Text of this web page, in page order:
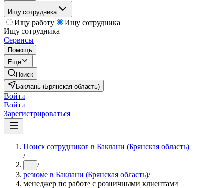
Ищу сотрудника
Ищу работу
Ищу сотрудника
Ищу сотрудника
Сервисы
Помощь
Ещё
Поиск
Баклань (Брянская область)
Войти
Войти
Зарегистрироваться
Поиск сотрудников в Баклани (Брянская область)
/
... /
резюме в Баклани (Брянская область)/
менеджер по работе с розничными клиентами